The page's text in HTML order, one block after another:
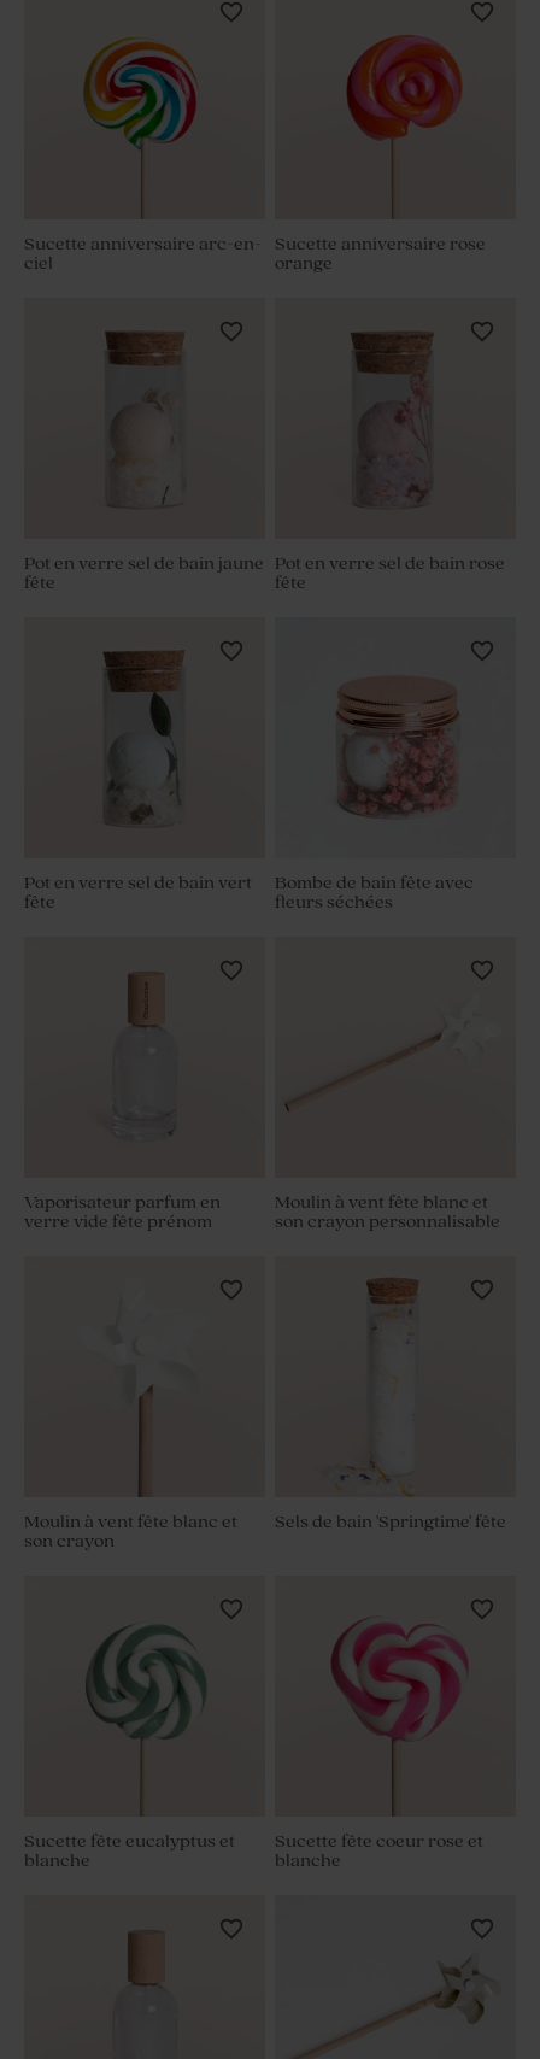
Sucette anniversaire arc-en-
ciel
Sucette anniversaire rose
orange
Pot en verre sel de bain jaune
fête
Pot en verre sel de bain rose
fête
Pot en verre sel de bain vert
fête
Bombe de bain fête avec
fleurs séchées
Vaporisateur parfum en
verre vide fête prénom
Moulin à vent fête blanc et
son crayon personnalisable
Moulin à vent fête blanc et
son crayon
Sels de bain 'Springtime' fête
Sucette fête eucalyptus et
blanche
Sucette fête coeur rose et
blanche